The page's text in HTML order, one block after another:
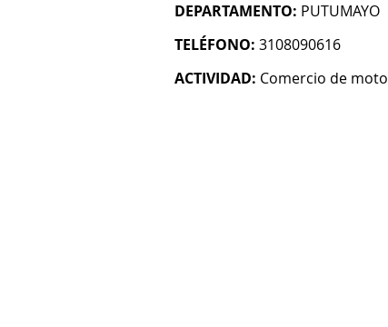
DEPARTAMENTO: PUTUMAYO
TELÉFONO: 3108090616
ACTIVIDAD: Comercio de